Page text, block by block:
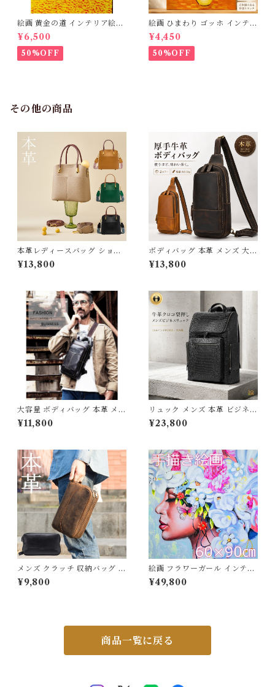
絵画 黄金の道 インテリア絵画
肉筆油絵 アートパネル インテ
リア 壁掛け 風景画 油絵 ポス
ター アート アートパネル リビ
ング 玄関 プレゼント モダン
¥6,500
50%OFF
絵画 ひまわり ゴッホ インテリ
ア絵画 油絵 複製画 レプリカ
模写 アートパネル インテリア
壁掛け 風景画 油絵 ポスター
アート アートパネル リビング
¥4,450
50%OFF
その他の商品
本革レディースバッグ ショル
ダーバッグ ハンドバッグ 本革
ハンドメイド バッグ 送料無料
¥13,800
ボディバッグ 本革 メンズ 大容
量 iPad対応 斜めがけ ワンシ
ョルダーバッグ 厚手牛革 オイ
学 通勤 クリスマス ギフト プ
レゼント 父の日 送料無料 3Q
ee 439338
¥13,800
大容量 ボディバッグ 本革 メン
ズ ワンショルダー 斜めがけ バ
ッグ 厚手牛革 オイルレザー i
グ かばん 旅行 レジャー ビジ
ネス 旦那 夫 父 ギフト プレゼ
ント 送料無料 3Qee 351005_
ee
¥11,800
リュック メンズ 本革 ビジネス
リュック 大容量 撥水 クロコ型
押し バックパック 15.6インチ
しゃれ レザー ギフト プレゼン
ト 3Qee 266766_qz
¥23,800
メンズ クラッチ 収納バッグ 本
革 クレイジーホース 牛革 ハン
ドバッグ 財布 クラッチ 2210
¥9,800
絵画 フラワーガール インテリ
ア絵画 アートパネル インテリ
ア 壁掛け 風景画 油絵 ポスタ
¥49,800
商品一覧に戻る